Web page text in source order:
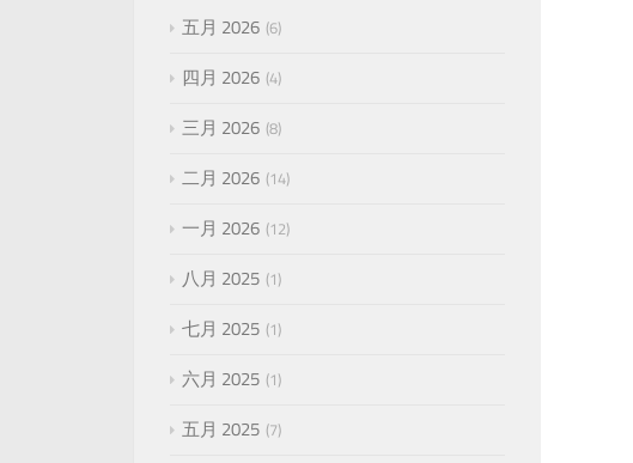
五月 2026 6
四月 2026 4
三月 2026 8
二月 2026 14
一月 2026 12
八月 2025 1
七月 2025 1
六月 2025 1
五月 2025 7